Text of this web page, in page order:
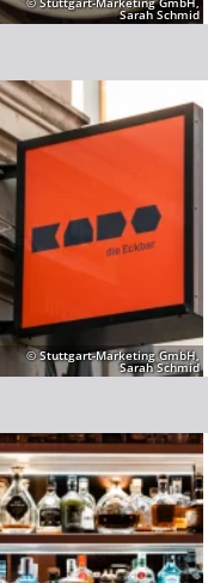
Sarah Schmid
© Stuttgart-Marketing GmbH,
Sarah Schmid